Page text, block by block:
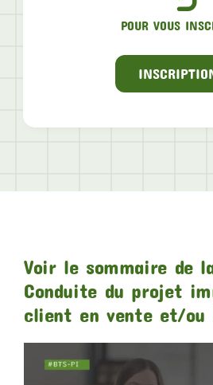
POUR VOUS
Voir le sommaire de
Conduite du projet
client en vente et/ou